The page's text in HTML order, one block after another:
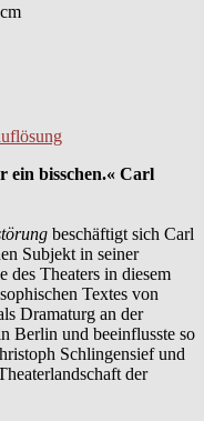
ein bisschen.« Carl
beschäftigt sich Carl
Subjekt in seiner
des Theaters in diesem
Textes von
Dramaturg an der
Berlin und beeinflusste so
Schlingensief und
der